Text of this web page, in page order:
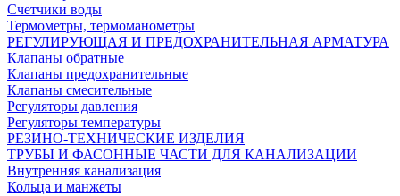
Счетчики воды
Термометры, термоманометры
РЕГУЛИРУЮЩАЯ И ПРЕДОХРАНИТЕЛЬНАЯ АРМАТУРА
Клапаны обратные
Клапаны предохранительные
Клапаны смесительные
Регуляторы давления
Регуляторы температуры
РЕЗИНО-ТЕХНИЧЕСКИЕ ИЗДЕЛИЯ
ТРУБЫ И ФАСОННЫЕ ЧАСТИ ДЛЯ КАНАЛИЗАЦИИ
Внутренняя канализация
Кольца и манжеты